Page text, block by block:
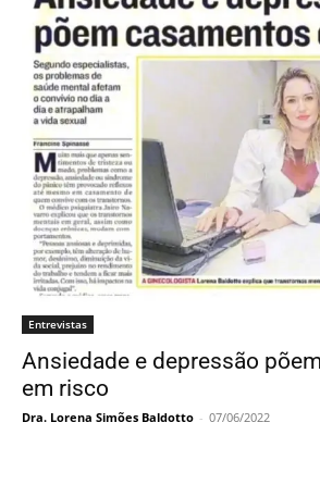
Entrevistas
Ansiedade e depressão
em risco
Dra. Lorena Simões Baldotto - 07/06/2022